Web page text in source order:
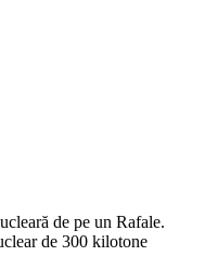
de pe un Rafale.
de 300 kilotone